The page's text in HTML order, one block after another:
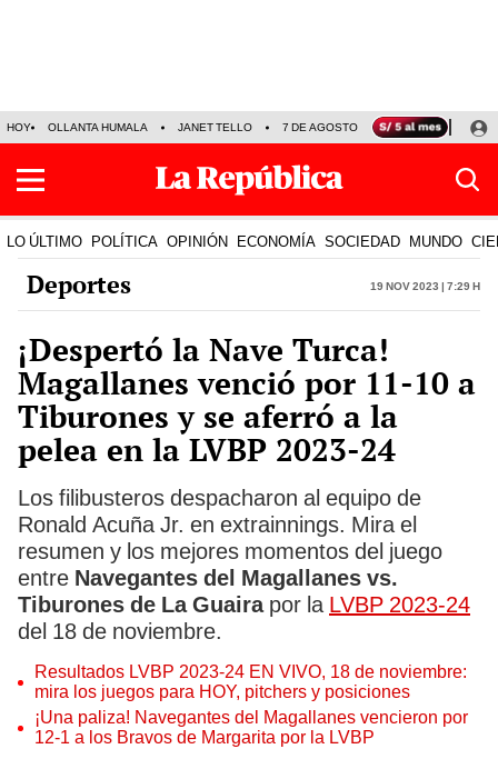
HOY OLLANTA HUMALA JANET TELLO 7 DE AGOSTO TINKA RESULTADOS
LO ÚLTIMO POLÍTICA OPINIÓN ECONOMÍA SOCIEDAD MUNDO
Deportes 19 Nov 2023 | 7:29 h
¡Despertó la Nave Turca!
Magallanes venció por 11-10 a
Tiburones y se aferró a la
pelea en la LVBP 2023-24
Los filibusteros despacharon al equipo de
Ronald Acuña Jr. en extrainnings. Mira el
resumen y los mejores momentos del juego
entre Navegantes del Magallanes vs.
Tiburones de La Guairapor la LVBP 2023-24
del 18 de noviembre.
Resultados LVBP 2023-24 EN VIVO, 18 de noviembre:
mira los juegos para HOY, pitchers y posiciones
¡Una paliza! Navegantes del Magallanes vencieron por
12-1 a los Bravos de Margarita por la LVBP